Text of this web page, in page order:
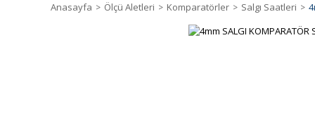
Anasayfa Ölçü Aletleri Komparatörler Salgı Saatleri